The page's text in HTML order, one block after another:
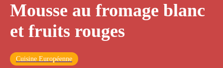
Mousse au fromage blanc
et fruits rouges
Cuisine Européenne